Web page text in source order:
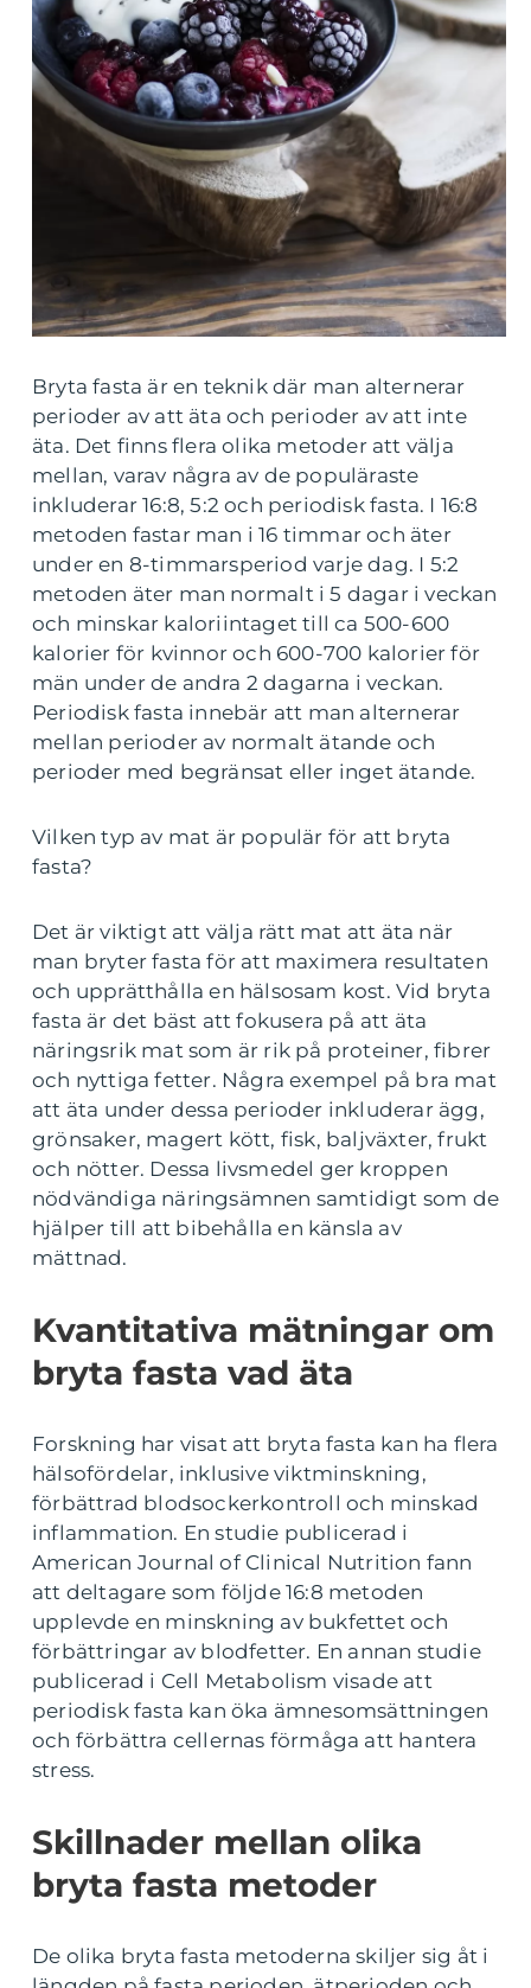
Bryta fasta är en teknik där man alternerar
perioder av att äta och perioder av att inte
äta. Det finns flera olika metoder att välja
mellan, varav några av de populäraste
inkluderar 16:8, 5:2 och periodisk fasta. I 16:8
metoden fastar man i 16 timmar och äter
under en 8-timmarsperiod varje dag. I 5:2
metoden äter man normalt i 5 dagar i veckan
och minskar kaloriintaget till ca 500-600
kalorier för kvinnor och 600-700 kalorier för
män under de andra 2 dagarna i veckan.
Periodisk fasta innebär att man alternerar
mellan perioder av normalt ätande och
perioder med begränsat eller inget ätande.
Vilken typ av mat är populär för att bryta
fasta?
Det är viktigt att välja rätt mat att äta när
man bryter fasta för att maximera resultaten
och upprätthålla en hälsosam kost. Vid bryta
fasta är det bäst att fokusera på att äta
näringsrik mat som är rik på proteiner, fibrer
och nyttiga fetter. Några exempel på bra mat
att äta under dessa perioder inkluderar ägg,
grönsaker, magert kött, fisk, baljväxter, frukt
och nötter. Dessa livsmedel ger kroppen
nödvändiga näringsämnen samtidigt som de
hjälper till att bibehålla en känsla av
mättnad.
Kvantitativa mätningar om
bryta fasta vad äta
Forskning har visat att bryta fasta kan ha flera
hälsofördelar, inklusive viktminskning,
förbättrad blodsockerkontroll och minskad
inflammation. En studie publicerad i
American Journal of Clinical Nutrition fann
att deltagare som följde 16:8 metoden
upplevde en minskning av bukfettet och
förbättringar av blodfetter. En annan studie
publicerad i Cell Metabolism visade att
periodisk fasta kan öka ämnesomsättningen
och förbättra cellernas förmåga att hantera
stress.
Skillnader mellan olika
bryta fasta metoder
De olika bryta fasta metoderna skiljer sig åt i